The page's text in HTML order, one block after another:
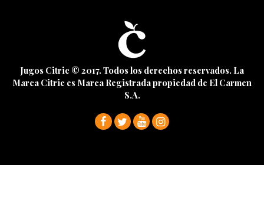
Jugos Citric © 2017. Todos los derechos reservados. La
Marca Citric es Marca Registrada propiedad de El Carmen
S.A.